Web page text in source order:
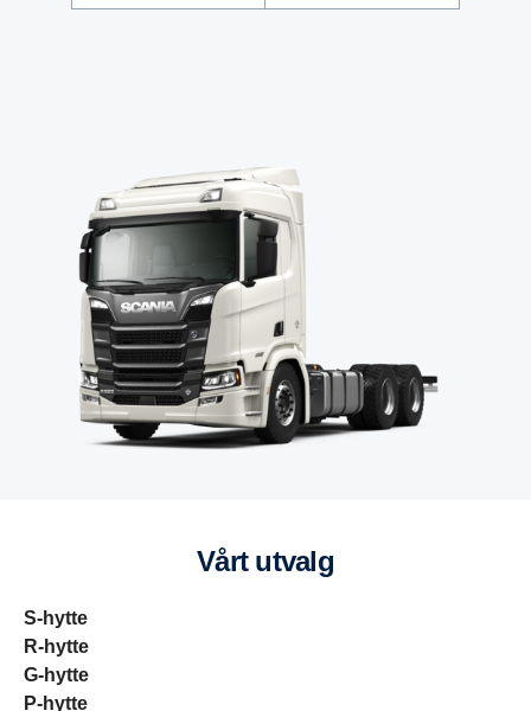
Vårt utvalg
S-hytte
R-hytte
G-hytte
P-hytte